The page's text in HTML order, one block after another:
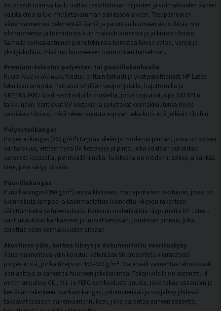
Akustisesti toimiva taulu auttaa tasoittamaan hiljaisten ja voimakkaiden äänien
välistä eroa ja luo miellyttävämmän äänitason arkeen. Tasapainoinen
äänenvaimennus pehmentää ääniä ja parantaa huoneen akustiikkaa niin
olohuoneessa ja toimistossa kuin makuuhuoneessa ja julkisissa tiloissa.
Samalla korkealaatuinen painotekniikka korostaa kuvan valoa, värejä ja
yksityiskohtia, mikä luo huoneeseen harmonisen tunnelman.
Premium-tulostus polyester- tai puuvillakankaalle
Kuvio Fruit in the watertoistuu erittäin tarkasti ja yksityiskohtaisesti HP Latex -
tekniikan ansiosta. Painatus tehdään vesipohjaisilla, hajuttomilla ja
GREENGUARD Gold -sertifioiduilla musteilla, jotka tarjoavat jopa 300 DPI:n
tarkkuuden. Värit ovat UV-kestäviä ja säilyttävät voimakkuutensa myös
valoisissa tiloissa, mikä tekee taulusta sopivan sekä koti- että julkisiin tiloihin.
Polyesterikangas
Polyesterikangas (260 g/m²) tarjoaa sileän ja modernin pinnan, jossa on korkea
väritarkkuus, erittäin hyvä UV-kestävyys ja pinta, joka voidaan puhdistaa
varovasti kostealla, pehmeällä liinalla. Tuloksena on moderni, selkeä ja värikäs
ilme, joka säilyy pitkään.
Puuvillakangas
Puuvillakangas (260 g/m²) antaa klassisen, mattapintaisen tekstuurin, jossa on
luonnollista lämpöä ja käsinmaalattua luonnetta. Hienon rakenteen
säilyttämiseksi se tulee kuivata. Kankaan materiaalista riippumatta HP Latex -
värit sulautuvat kankaaseen ja luovat kestävän, joustavan pinnan, joka
säilyttää värin voimakkuuden pitkään.
Akustinen ydin, korkea tiheys ja dokumentoitu suorituskyky
Äänenvaimentava ydin koostuu vähintään 50 prosentista kierrätetystä
polyesteristä, jonka tiheys on 450–600 g/m². Materiaali vaimentaa tehokkaasti
ääniaaltoja ja vähentää huoneen jälkikaiuntaa. Takapuolelle on asennettu 4
mm:n suojalevy CE-, M1- ja PEFC-sertifioidusta puusta, joka takaa vakauden ja
kestävän rakenteen. Kankaankangas, ydinmateriaali ja suojalevy yhdessä
takaavat tasaisen äänenvaimennuksen, joka parantaa puheen selkeyttä,